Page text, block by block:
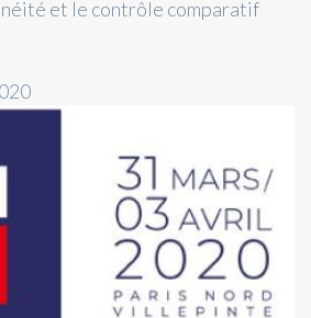
et le contrôle comparatif